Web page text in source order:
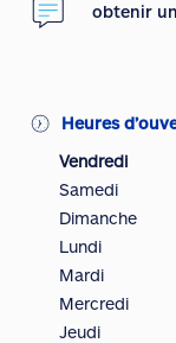
obtenir
Heures
Vendredi
Samedi
Dimanche
Lundi
Mardi
Mercredi
Jeudi